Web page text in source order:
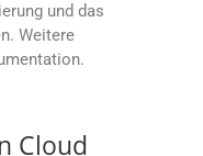
und das
Weitere
Cloud